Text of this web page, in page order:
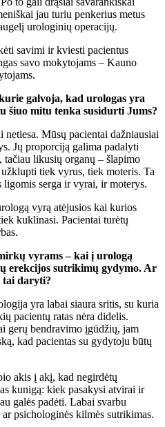
jau turiu penkerius metus
urologinių operacijų.
savimi ir kviesti pacientus
savo mokytojams – Kauno
galvoja, kad urologas yra
šiuo mitu tenka susidurti Jums?
Mūsų pacientai dažniausiai
Jų proporciją galima padalyti
tačiau likusių organų – šlapimo
tiek vyrus, tiek moteris. Ta
serga ir vyrai, ir moterys.
vyrą atėjusios kai kurios
kuklinasi. Pacientai turėtų
vyrams – kai į urologą
erekcijos sutrikimų gydymo. Ar
tai daryti?
yra labai siaura sritis, su kuria
pacientų ratas nėra didelis.
gerų bendravimo įgūdžių, jam
kad pacientas su gydytoju būtų
akis į akį, kad negirdėtų
kunigą: kiek pasakysi atvirai ir
galės padėti. Labai svarbu
psichologinės kilmės sutrikimas.